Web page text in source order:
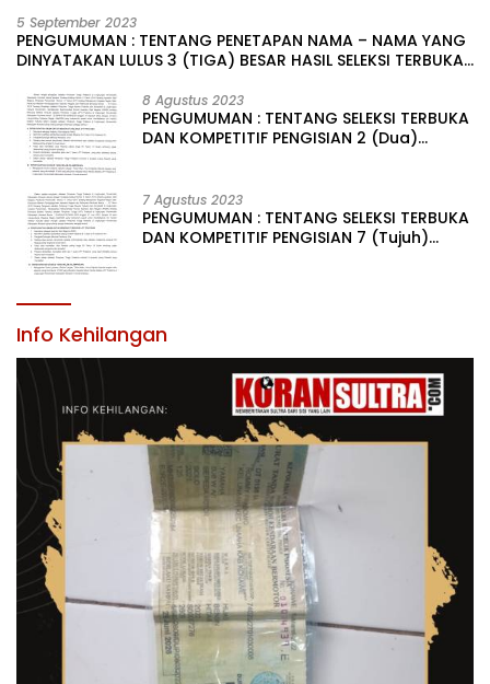
5 September 2023
PENGUMUMAN : TENTANG PENETAPAN NAMA – NAMA YANG
DINYATAKAN LULUS 3 (TIGA) BESAR HASIL SELEKSI TERBUKA
LINGKUNGAN PEMERINTAH DAERAH KABUPATEN KONAWE
8 Agustus 2023
PENGUMUMAN : TENTANG SELEKSI TERBUKA
DAN KOMPETITIF PENGISIAN 2 (Dua)
KABUPATEN KONAWE
7 Agustus 2023
PENGUMUMAN : TENTANG SELEKSI TERBUKA
DAN KOMPETITIF PENGISIAN 7 (Tujuh)
Info Kehilangan